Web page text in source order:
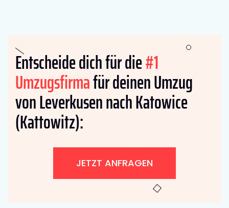
Entscheide dich für die#1
Umzugsfirmafür deinen Umzug
von Leverkusen nach Katowice
(Kattowitz):
JETZT ANFRAGEN